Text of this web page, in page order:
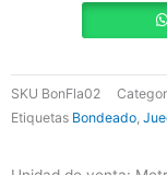
SKU BonFla02
Etiquetas Bondeado,